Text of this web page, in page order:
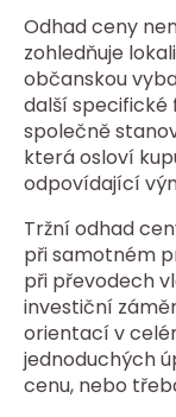
Odhad ceny
zohledňuje
občanskou
další
společně
která osloví
odpovídající
Tržní odhad
při samotném
při převodech
investiční
orientací v
jednoduchých
cenu, nebo